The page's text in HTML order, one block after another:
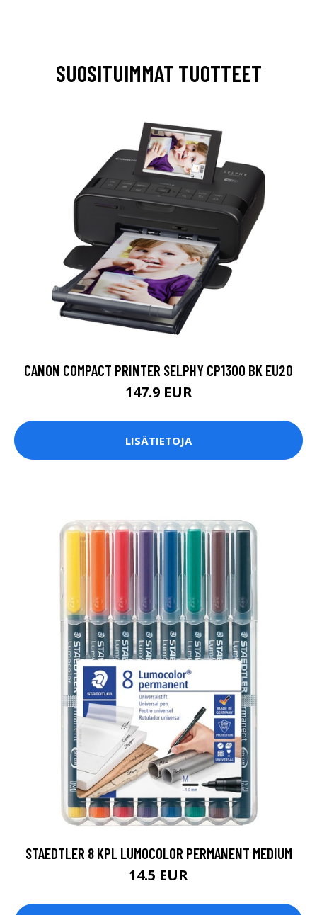
SUOSITUIMMAT TUOTTEET
CANON COMPACT PRINTER SELPHY CP1300 BK EU20
147.9 EUR
LISÄTIETOJA
STAEDTLER 8 KPL LUMOCOLOR PERMANENT MEDIUM
14.5 EUR